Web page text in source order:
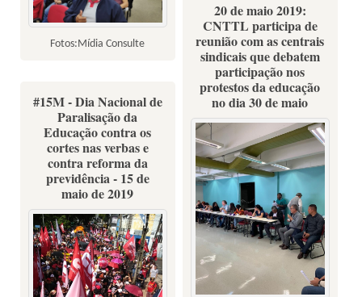
Fotos:Mídia Consulte
20 de maio 2019:
CNTTL participa de
reunião com as centrais
sindicais que debatem
participação nos
protestos da educação
no dia 30 de maio
#15M - Dia Nacional de
Paralisação da
Educação contra os
cortes nas verbas e
contra reforma da
previdência - 15 de
maio de 2019